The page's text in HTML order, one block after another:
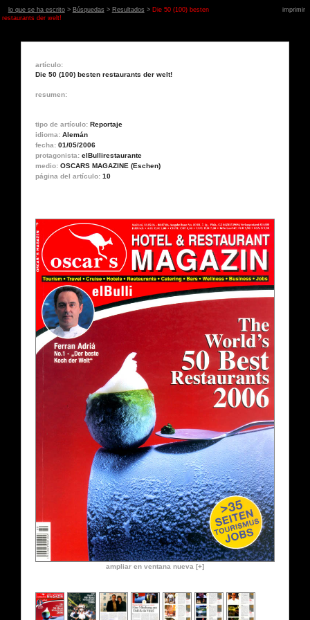
lo que se ha escrito> Búsquedas > Resultados > Die 50 (100) besten
restaurants der welt!
imprimir
artículo:
Die 50 (100) besten restaurants der welt!
resumen:
tipo de artículo: Reportaje
idioma: Alemán
fecha: 01/05/2006
protagonista: elBullirestaurante
medio: OSCARS MAGAZINE (Eschen)
página del artículo: 10
ampliar en ventana nueva [+]